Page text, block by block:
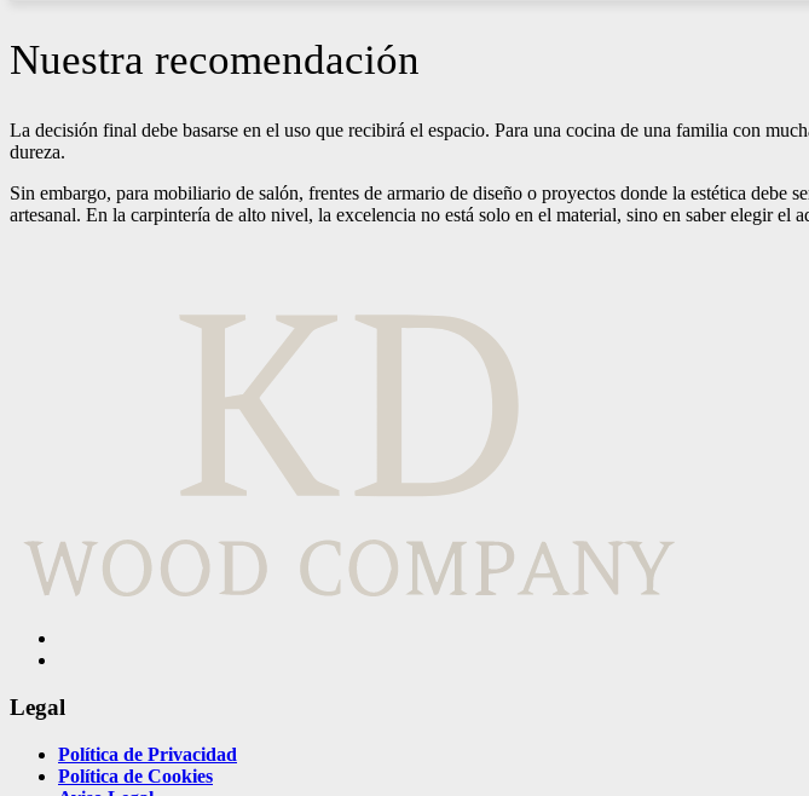
Nuestra recomendación
La decisión final debe basarse en el uso que recibirá el espacio. Para una cocina de una familia con
dureza.
Sin embargo, para mobiliario de salón, frentes de armario de diseño o proyectos donde la estética debe
artesanal. En la carpintería de alto nivel, la excelencia no está solo en el material, sino en saber elegir el
Legal
Política de Privacidad
Política de Cookies